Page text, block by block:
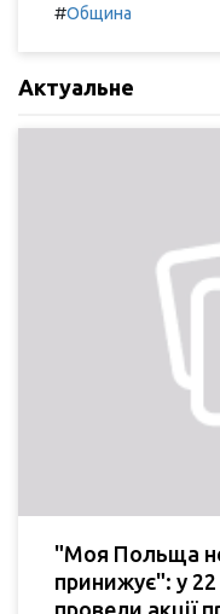
#Община
Актуальне
"Моя Польща не
принижує": у
провели акції